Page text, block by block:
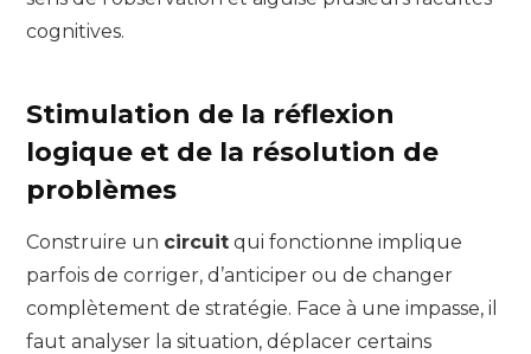
cognitives.
Stimulation de la réflexion
logique et de la résolution de
problèmes
Construire un circuit qui fonctionne implique
parfois de corriger, d’anticiper ou de changer
complètement de stratégie. Face à une impasse, il
faut analyser la situation, déplacer certains